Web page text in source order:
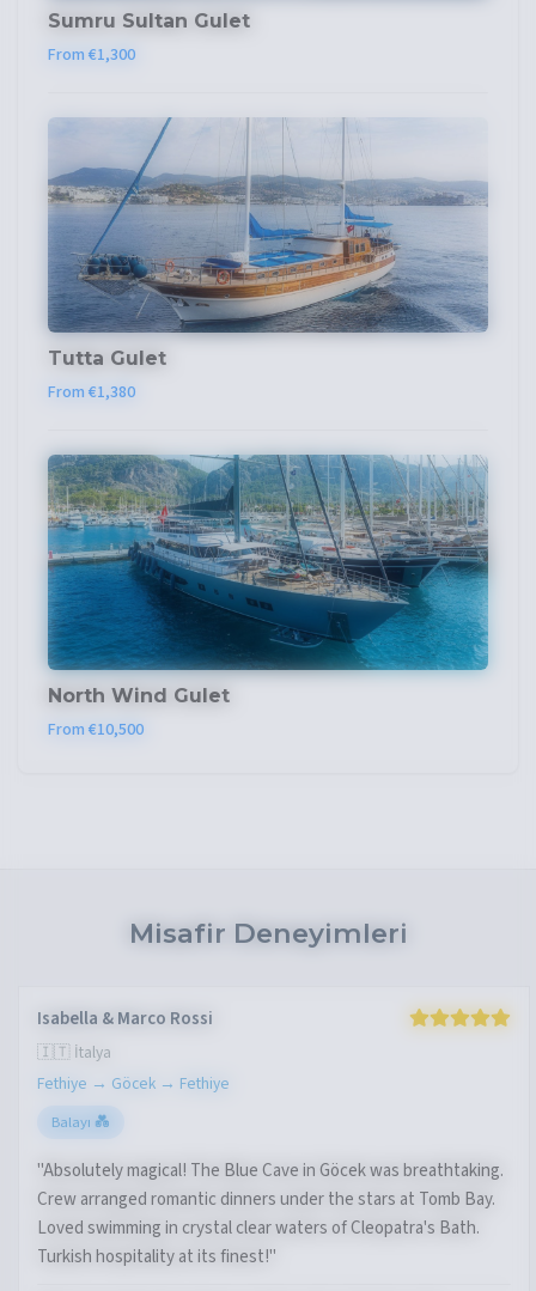
Sumru Sultan Gulet
From €1,300
Tutta Gulet
From €1,380
North Wind Gulet
From €10,500
Misafir Deneyimleri
Isabella & Marco Rossi
🇮🇹 İtalya
Fethiye → Göcek → Fethiye
Balayı 💑
"Absolutely magical! The Blue Cave in Göcek was breathtaking.
Crew arranged romantic dinners under the stars at Tomb Bay.
Loved swimming in crystal clear waters of Cleopatra's Bath.
Turkish hospitality at its finest!"